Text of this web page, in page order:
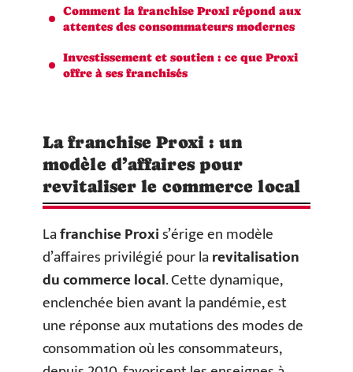
Comment la franchise Proxi répond aux
attentes des consommateurs modernes
Investissement et soutien : ce que Proxi
offre à ses franchisés
La franchise Proxi : un
modèle d’affaires pour
revitaliser le commerce local
Lafranchise Proxis’érige en modèle
d’affaires privilégié pour larevitalisation
du commerce local. Cette dynamique,
enclenchée bien avant la pandémie, est
une réponse aux mutations des modes de
consommation où les consommateurs,